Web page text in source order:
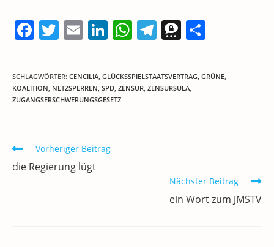
F
c
e
b
o
k
T
itt
er
E
ai
l
Li
k
e
dI
W
at
s
T
e
gr
T
re
e
le
SCHLAGWÖRTER: CENCILIA, GLÜCKSSPIELSTAATSVERTRAG, GRÜNE,
KOALITION, NETZSPERREN, SPD, ZENSUR, ZENSURSULA,
ZUGANGSERSCHWERUNGSGESETZ
Weitere
Artikel
ansehen
Vorheriger Beitrag
die Regierung lügt
Nächster Beitrag
ein Wort zum JMSTV